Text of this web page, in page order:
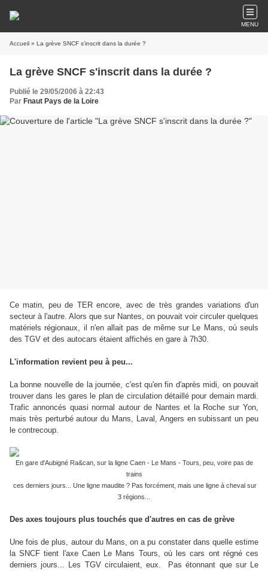
MENU
Accueil » La grève SNCF s'inscrit dans la durée ?
La grève SNCF s'inscrit dans la durée ?
Publié le 29/05/2006 à 22:43
Par Fnaut Pays de la Loire
Ce matin, peu de TER encore, avec de très grandes variations d'un
secteur à l'autre. Alors que sur Nantes, on pouvait voir circuler quelques
matériels régionaux, il n'en allait pas de même sur Le Mans, où seuls
des TGV et des autocars étaient affichés en gare à 7h30.
L'information revient peu à peu...
La bonne nouvelle de la journée, c'est qu'en fin d'après midi, on pouvait
trouver dans les gares le plan de circulation détaillé pour demain mardi.
Trafic annoncés quasi normal autour de Nantes et la Roche sur Yon,
mais très perturbé autour du Mans, Laval, Angers en subissant un peu
le contrecoup.
En gare d'Aubigné Ra&can, sur la ligne Caen - Le Mans - Tours, peu, voire pas de
trains
ces derniers jours... Une ligne maudite ? Pas forcément, mais une ligne à cheval sur
3 régions...
Des axes toujours plus touchés que d'autres en cas de grève
Une fois de plus, autour du Mans, on a pu constater dans quelle estime
la SNCF tient l'axe Caen Le Mans Tours, où les cars ont régné ces
derniers jours... Les TGV circulaient, eux. Pas étonnant que sur Le